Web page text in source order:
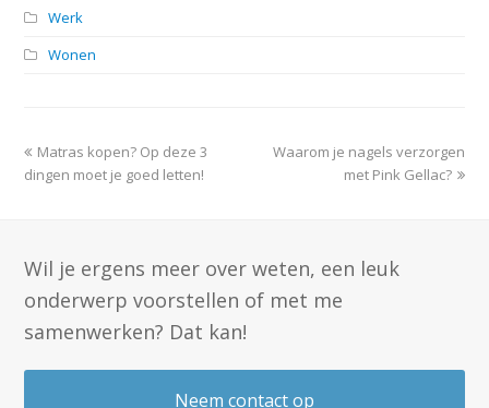
Werk
Wonen
previous
post:
Matras kopen? Op deze 3
dingen moet je goed letten!
next
Waarom je nagels verzorgen
met Pink Gellac?
Wil je ergens meer over weten, een leuk
onderwerp voorstellen of met me
samenwerken? Dat kan!
Neem contact op